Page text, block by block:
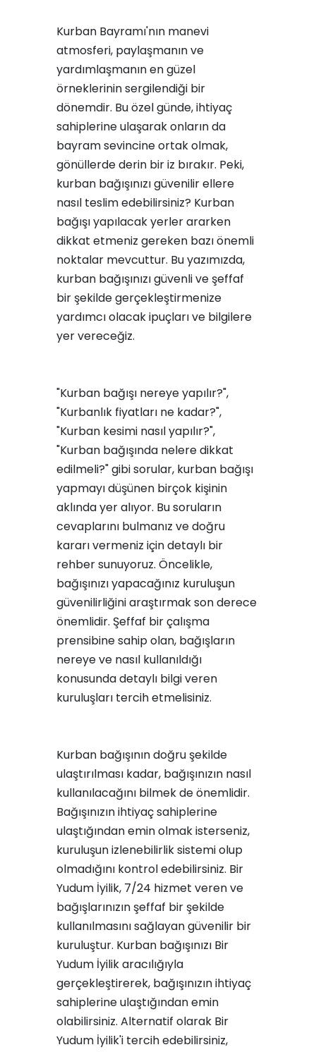
Kurban Bayramı'nın manevi
atmosferi, paylaşmanın ve
yardımlaşmanın en güzel
örneklerinin sergilendiği bir
dönemdir. Bu özel günde, ihtiyaç
sahiplerine ulaşarak onların da
bayram sevincine ortak olmak,
gönüllerde derin bir iz bırakır. Peki,
kurban bağışınızı güvenilir ellere
nasıl teslim edebilirsiniz? Kurban
bağışı yapılacak yerler ararken
dikkat etmeniz gereken bazı önemli
noktalar mevcuttur. Bu yazımızda,
kurban bağışınızı güvenli ve şeffaf
bir şekilde gerçekleştirmenize
yardımcı olacak ipuçları ve bilgilere
yer vereceğiz.
"Kurban bağışı nereye yapılır?",
"Kurbanlık fiyatları ne kadar?",
"Kurban kesimi nasıl yapılır?",
"Kurban bağışında nelere dikkat
edilmeli?" gibi sorular, kurban bağışı
yapmayı düşünen birçok kişinin
aklında yer alıyor. Bu soruların
cevaplarını bulmanız ve doğru
kararı vermeniz için detaylı bir
rehber sunuyoruz. Öncelikle,
bağışınızı yapacağınız kuruluşun
güvenilirliğini araştırmak son derece
önemlidir. Şeffaf bir çalışma
prensibine sahip olan, bağışların
nereye ve nasıl kullanıldığı
konusunda detaylı bilgi veren
kuruluşları tercih etmelisiniz.
Kurban bağışının doğru şekilde
ulaştırılması kadar, bağışınızın nasıl
kullanılacağını bilmek de önemlidir.
Bağışınızın ihtiyaç sahiplerine
ulaştığından emin olmak isterseniz,
kuruluşun izlenebilirlik sistemi olup
olmadığını kontrol edebilirsiniz. Bir
Yudum İyilik, 7/24 hizmet veren ve
bağışlarınızın şeffaf bir şekilde
kullanılmasını sağlayan güvenilir bir
kuruluştur. Kurban bağışınızı Bir
Yudum İyilik aracılığıyla
gerçekleştirerek, bağışınızın ihtiyaç
sahiplerine ulaştığından emin
olabilirsiniz. Alternatif olarak Bir
Yudum İyilik'i tercih edebilirsiniz,